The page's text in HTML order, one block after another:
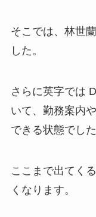
そこでは、林世
した。
さらに英字では
いて、勤務案内
できる状態でした
ここまで出てく
くなります。